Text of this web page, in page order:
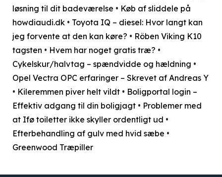
løsning til dit badeværelse • Køb af sliddele på
howdiaudi.dk • Toyota IQ – diesel: Hvor langt kan
jeg forvente at den kan køre? • Röben Viking K10
tagsten • Hvem har noget gratis træ? •
Cykelskur/halvtag – spændvidde og hældning •
Opel Vectra OPC erfaringer – Skrevet af Andreas Y
• Kileremmen piver helt vildt • Boligportal login –
Effektiv adgang til din boligjagt • Problemer med
at Ifø toiletter ikke skyller ordentligt ud •
Efterbehandling af gulv med hvid sæbe •
Greenwood Træpiller